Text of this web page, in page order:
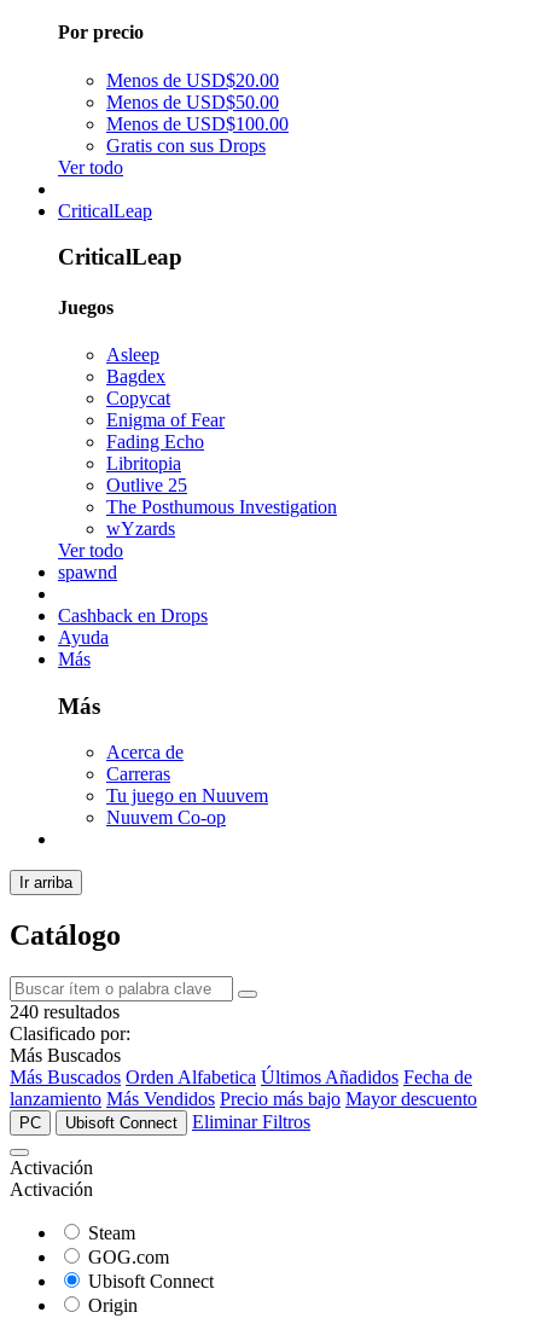
Por precio
Menos de USD$20.00
Menos de USD$50.00
Menos de USD$100.00
Gratis con sus Drops
Ver todo
CriticalLeap
CriticalLeap
Juegos
Asleep
Bagdex
Copycat
Enigma of Fear
Fading Echo
Libritopia
Outlive 25
The Posthumous Investigation
wYzards
Ver todo
spawnd
Cashback en Drops
Ayuda
Más
Más
Acerca de
Carreras
Tu juego en Nuuvem
Nuuvem Co-op
Ir arriba
Catálogo
240 resultados
Clasificado por:
Más Buscados
Más Buscados Orden Alfabetica Últimos Añadidos Fecha de
lanzamiento Más Vendidos Precio más bajo Mayor descuento
PC Ubisoft Connect Eliminar Filtros
Activación
Activación
Steam
GOG.com
Ubisoft Connect
Origin